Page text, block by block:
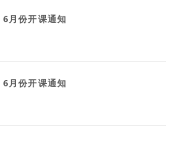
月份开课通知
月份开课通知